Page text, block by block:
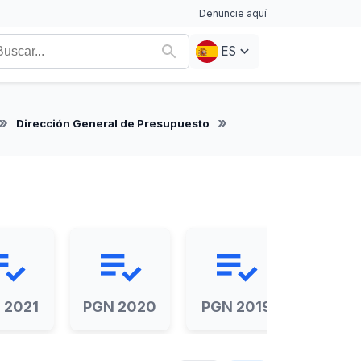
Denuncie aquí
ES
Dirección General de Presupuesto
2021
playlist_add_check
PGN 2020
playlist_add_check
PGN 2019